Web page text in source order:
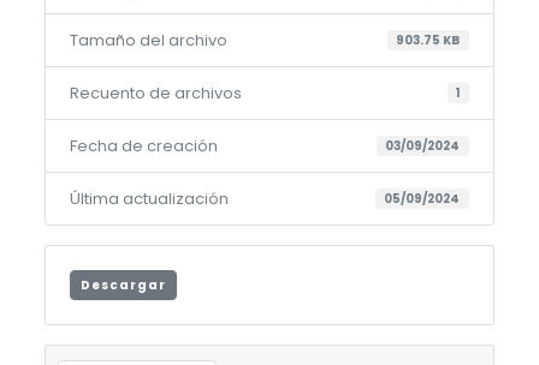
Tamaño del archivo 903.75 KB
Recuento de archivos 1
Fecha de creación 03/09/2024
Última actualización 05/09/2024
Descargar